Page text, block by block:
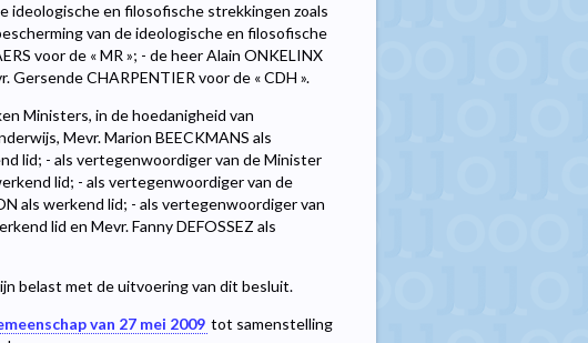
ideologische en filosofische strekkingen zoals
van de ideologische en filosofische
voor de « MR »; - de heer Alain ONKELINX
Gersende CHARPENTIER voor de « CDH ».
Ministers, in de hoedanigheid van
Mevr. Marion BEECKMANS als
lid; - als vertegenwoordiger van de Minister
lid; - als vertegenwoordiger van de
als werkend lid; - als vertegenwoordiger van
lid en Mevr. Fanny DEFOSSEZ als
belast met de uitvoering van dit besluit.
van 27 mei 2009 tot samenstelling